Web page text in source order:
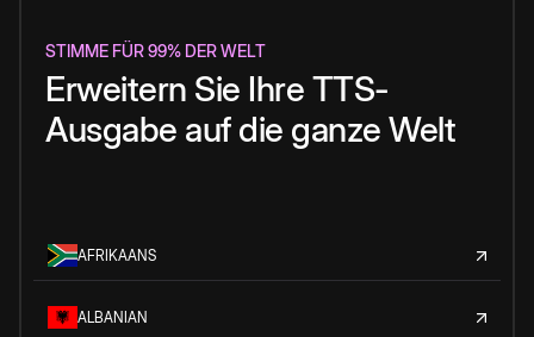
STIMME FÜR 99% DER WELT
Erweitern Sie Ihre TTS-
Ausgabe auf die ganze Welt
AFRIKAANS
ALBANIAN